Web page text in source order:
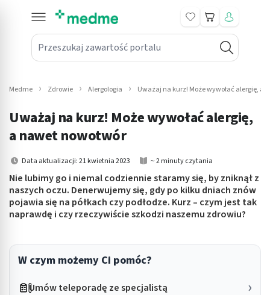
Przeszukaj zawartość portalu
Koszyk
submenu: Leki na receptę
submenu: Mama i dziecko
submenu: Kosmetyki
submenu: Higiena
submenu: Sprzęt medyczny
submenu: Wellness
Medme Zdrowie Alergologia Uważaj na kurz! Może wywołać alergię, a
Uważaj na kurz! Może wywołać alergię,
a nawet nowotwór
Data aktualizacji: 21 kwietnia 2023 ~ 2 minuty czytania
Nie lubimy go i niemal codziennie staramy się, by zniknął z
naszych oczu. Denerwujemy się, gdy po kilku dniach znów
pojawia się na półkach czy podłodze. Kurz – czym jest tak
naprawdę i czy rzeczywiście szkodzi naszemu zdrowiu?
W czym możemy Ci pomóc?
Umów teleporadę ze specjalistą